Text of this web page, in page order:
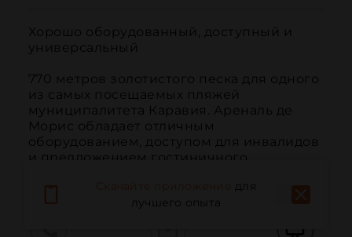
Хорошо оборудованный, доступный и
универсальный
770 метров золотистого песка для одного
из самых посещаемых пляжей
муниципалитета Каравия. Ареналь де
Морис обладает отличным
оборудованием, доступом для инвалидов
и предложением гостиничного
для
лучшего опыта